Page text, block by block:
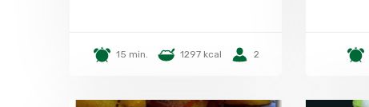
15 min. 1297 kcal 2